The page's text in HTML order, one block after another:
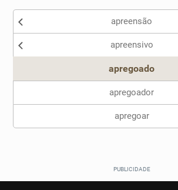
Nenhum dos sinônimos apresentados me
apreensão
apreensivo
apregoado
apregoador
apregoar